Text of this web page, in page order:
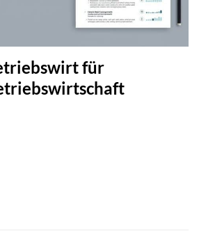
für